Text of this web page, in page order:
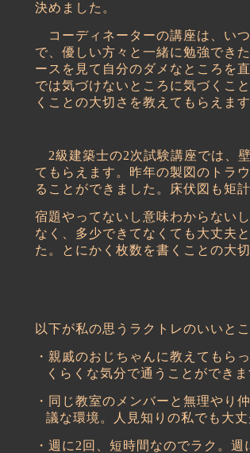
決めました。
コーディネーターの講座は、い
で、優しい方々と一緒に勉強でき
ースを見て自分のダメなところを
では気づけないところに気づくこ
くことの大切さを教えてもらえます
2級建築士の2次試験講座では、
てもらえます。昨年の製図のトラ
ることができました。床伏図も矩
宿題やってないし意味わからない
なく、多少できてなくても大丈夫
た。とにかく枚数を書くことの大
以下が私の思うラクトレのいいとこ
・親戚のおじちゃんに教えてもら
くらくな気分で通うことができま
・同じ教室のメンバーと無理やり
議な環境。人見知りの私でも大丈
・週に 2 回、短時間なのでラク。週